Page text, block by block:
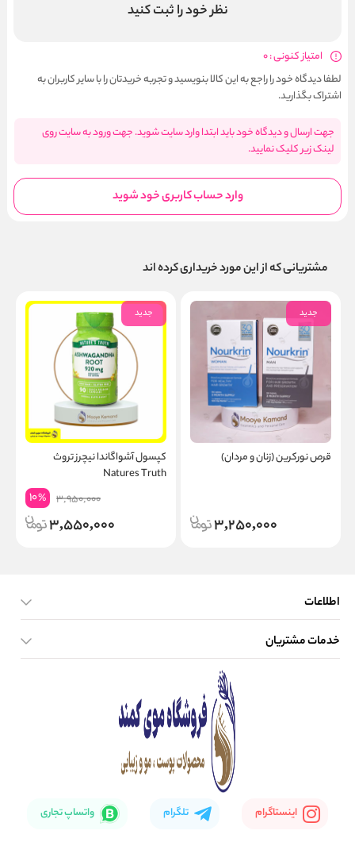
نظر خود را ثبت کنید
امتیاز کنونی : 0
لطفا دیدگاه خود را راجع به این کالا بنویسید و تجربه خریدتان را با سایر کاربران به
اشتراک بگذارید.
جهت ارسال و دیدگاه خود باید ابتدا وارد سایت شوید. جهت ورود به سایت روی
لینک زیر کلیک نمایید.
وارد حساب کاربری خود شوید
مشتریانی که از این مورد خریداری کرده اند
جدید
قرص نورکرین (زنان و مردان)
3,250,000
جدید
کپسول آشواگاندا نیچرز تروث
Natures Truth
3,950,000
10%
3,550,000
اطلاعات
صفحه اصلی
خدمات مشتریان
اینستاگرام تلگرام واتساپ تجاری